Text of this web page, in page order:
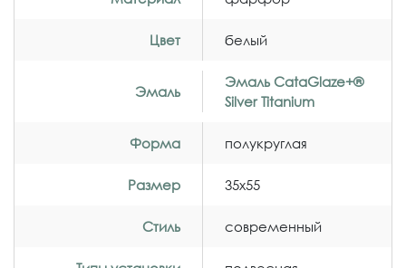
Цвет белый
Эмаль
Эмаль CataGlaze+®
Silver Titanium
Форма полукруглая
Размер 35x55
Стиль современный